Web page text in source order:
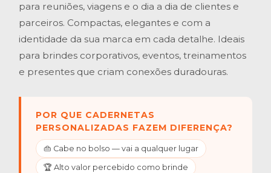
para reuniões, viagens e o dia a dia de clientes e
parceiros. Compactas, elegantes e com a
identidade da sua marca em cada detalhe. Ideais
para brindes corporativos, eventos, treinamentos
e presentes que criam conexões duradouras.
POR QUE CADERNETAS
PERSONALIZADAS FAZEM DIFERENÇA?
👜 Cabe no bolso — vai a qualquer lugar
🏆 Alto valor percebido como brinde